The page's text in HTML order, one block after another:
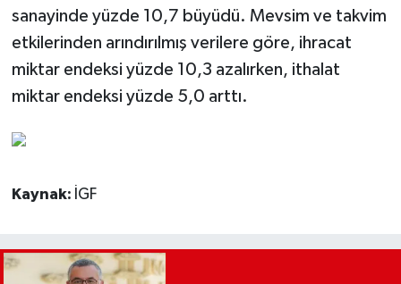
sanayinde yüzde 10,7 büyüdü. Mevsim ve takvim
etkilerinden arındırılmış verilere göre, ihracat
miktar endeksi yüzde 10,3 azalırken, ithalat
miktar endeksi yüzde 5,0 arttı.
Kaynak: İGF